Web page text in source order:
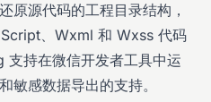
原源代码的工程目录结构，
、Wxml 和 Wxss 代码
持在微信开发者工具中运
敏感数据导出的支持。